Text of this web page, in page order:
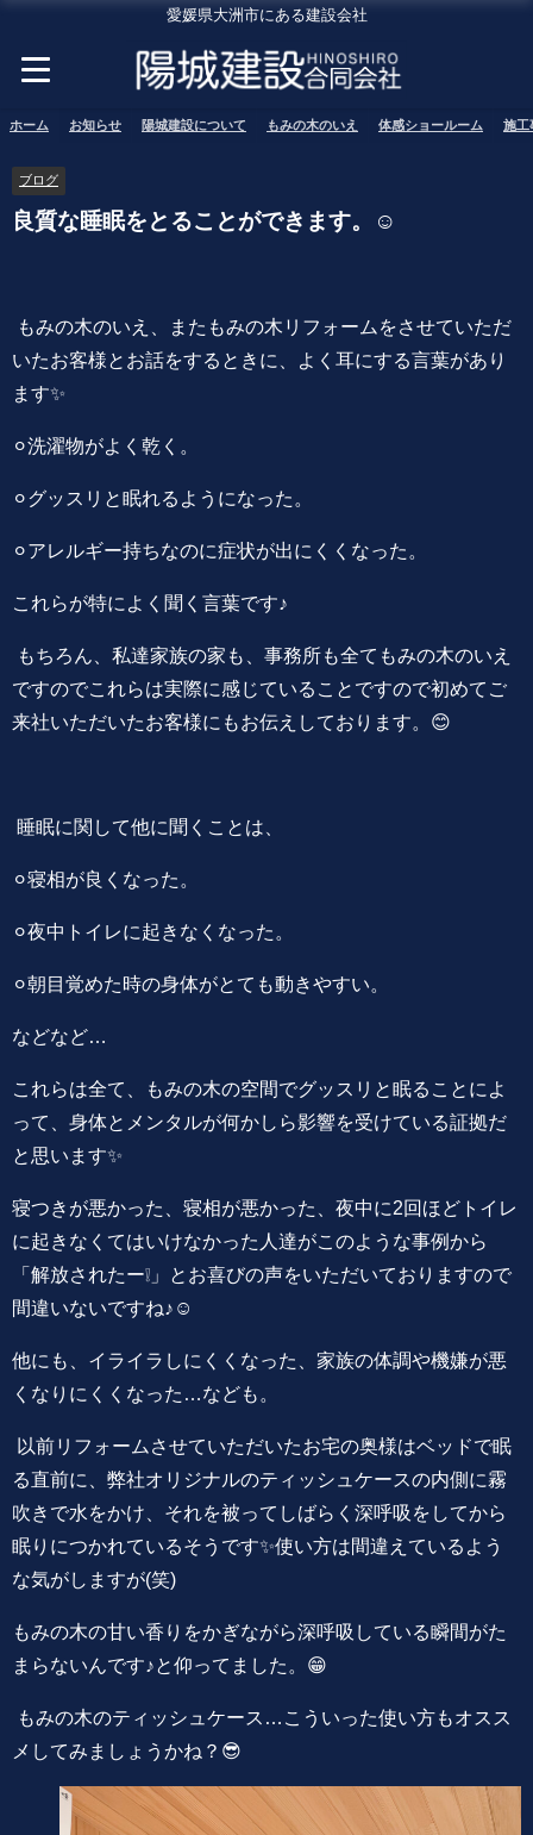
愛媛県大洲市にある建設会社
ホーム お知らせ 陽城建設について もみの木のいえ 体感ショールーム 施工
ブログ
良質な睡眠をとることができます。☺️
もみの木のいえ、またもみの木リフォームをさせていただ
いたお客様とお話をするときに、よく耳にする言葉があり
ます✨
⚪︎洗濯物がよく乾く。
⚪︎グッスリと眠れるようになった。
⚪︎アレルギー持ちなのに症状が出にくくなった。
これらが特によく聞く言葉です♪
もちろん、私達家族の家も、事務所も全てもみの木のいえ
ですのでこれらは実際に感じていることですので初めてご
来社いただいたお客様にもお伝えしております。😊
睡眠に関して他に聞くことは、
⚪︎寝相が良くなった。
⚪︎夜中トイレに起きなくなった。
⚪︎朝目覚めた時の身体がとても動きやすい。
などなど…
これらは全て、もみの木の空間でグッスリと眠ることによ
って、身体とメンタルが何かしら影響を受けている証拠だ
と思います✨
寝つきが悪かった、寝相が悪かった、夜中に2回ほどトイレ
に起きなくてはいけなかった人達がこのような事例から
「解放されたー❕」とお喜びの声をいただいておりますので
間違いないですね♪☺️
他にも、イライラしにくくなった、家族の体調や機嫌が悪
くなりにくくなった…なども。
以前リフォームさせていただいたお宅の奥様はベッドで眠
る直前に、弊社オリジナルのティッシュケースの内側に霧
吹きで水をかけ、それを被ってしばらく深呼吸をしてから
眠りにつかれているそうです✨使い方は間違えているよう
な気がしますが(笑)
もみの木の甘い香りをかぎながら深呼吸している瞬間がた
まらないんです♪と仰ってました。😁
もみの木のティッシュケース…こういった使い方もオスス
メしてみましょうかね？😎